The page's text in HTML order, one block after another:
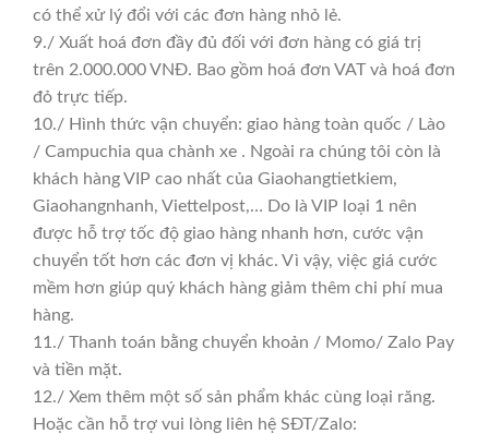
có thể xử lý đổi với các đơn hàng nhỏ lẻ.
9./ Xuất hoá đơn đầy đủ đối với đơn hàng có giá trị
trên 2.000.000 VNĐ. Bao gồm hoá đơn VAT và hoá đơn
đỏ trực tiếp.
10./ Hình thức vận chuyển: giao hàng toàn quốc / Lào
/ Campuchia qua chành xe . Ngoài ra chúng tôi còn là
khách hàng VIP cao nhất của Giaohangtietkiem,
Giaohangnhanh, Viettelpost,… Do là VIP loại 1 nên
được hỗ trợ tốc độ giao hàng nhanh hơn, cước vận
chuyển tốt hơn các đơn vị khác. Vì vậy, việc giá cước
mềm hơn giúp quý khách hàng giảm thêm chi phí mua
hàng.
11./ Thanh toán bằng chuyển khoản / Momo/ Zalo Pay
và tiền mặt.
12./ Xem thêm một số sản phẩm khác cùng loại răng.
Hoặc cần hỗ trợ vui lòng liên hệ SĐT/Zalo: